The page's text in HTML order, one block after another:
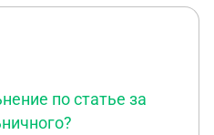
исковой давности
договора
по статье за